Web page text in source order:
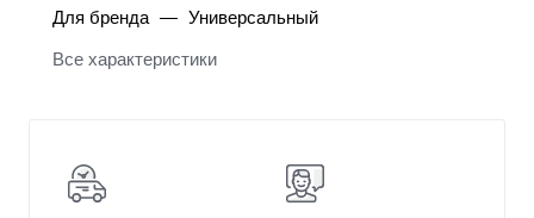
Для бренда — Универсальный
Все характеристики